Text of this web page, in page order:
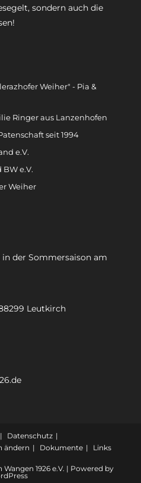
sondern auch die
Weiher" - Pia &
Ringer aus Lanzenhofen
seit 1994
e.V.
e.V.
Weiher
der Sommersaison am
Leutkirch
Datenschutz
ändern
Dokumente Links
1926 e.V. | Powered by